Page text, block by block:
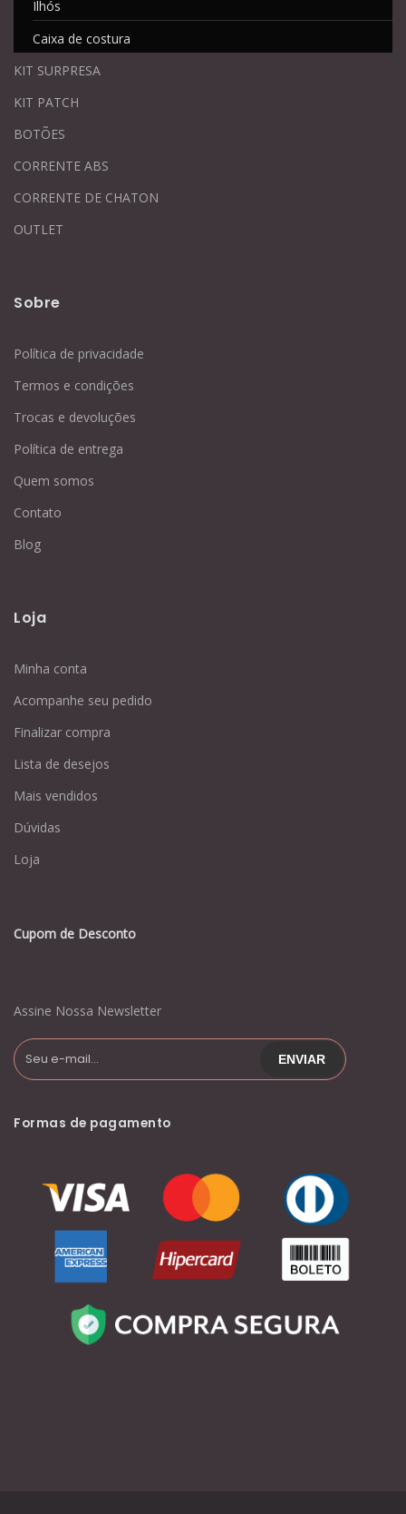
Ilhós
Caixa de costura
KIT SURPRESA
KIT PATCH
BOTÕES
CORRENTE ABS
CORRENTE DE CHATON
OUTLET
Sobre
Política de privacidade
Termos e condições
Trocas e devoluções
Política de entrega
Quem somos
Contato
Blog
Loja
Minha conta
Acompanhe seu pedido
Finalizar compra
Lista de desejos
Mais vendidos
Dúvidas
Loja
Cupom de Desconto
Assine Nossa Newsletter
Formas de pagamento